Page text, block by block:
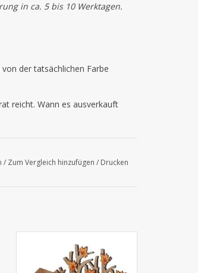
in ca. 5 bis 10 Werktagen.
der tatsächlichen Farbe
reicht. Wann es ausverkauft
/ Zum Vergleich hinzufügen / Drucken
6 Stück
ZUM WARENKORB HINZUFÜGEN